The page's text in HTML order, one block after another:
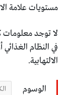
‏مستويات علامة
لا توجد معلومات
‏في النظام
‏الالتهابية.‏
الوسوم